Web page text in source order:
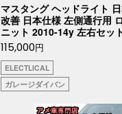
マスタング ヘッドライト
改善 日本仕様 左側通行用
ニット 2010-14y 左右セッ
115,000円
ELECTLICAL
ガレージダイバン